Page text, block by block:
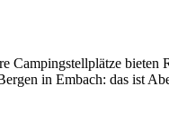
Campingstellplätze
in Embach: das ist